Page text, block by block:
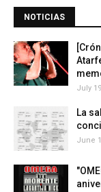
NOTICIAS
July
La
June